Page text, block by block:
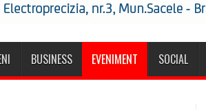
BUSINESS EVENIMENT SOCIAL